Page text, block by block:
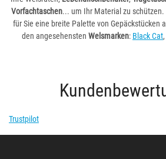
Vorfachtaschen... um Ihr Material zu
für Sie eine breite Palette von Gepäckstücken
den angesehensten Welsmarken: Black Cat,
Trustpilot